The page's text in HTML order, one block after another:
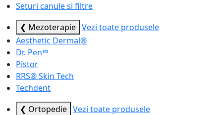
Seturi canule si filtre
❮ Mezoterapie Vezi toate produsele
Aesthetic Dermal®
Dr. Pen™
Pistor
RRS® Skin Tech
Techdent
❮ Ortopedie Vezi toate produsele